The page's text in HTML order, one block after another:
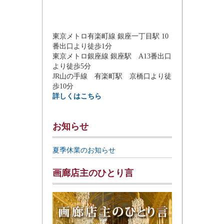
東京メトロ有楽町線 銀座一丁目駅 10
番出口より徒歩1分
東京メトロ銀座線 銀座駅 A13番出口
より徒歩5分
JR山の手線 有楽町駅 京橋口より徒
歩10分
詳しくはこちら
お知らせ
夏季休業のお知らせ
画廊店主のひとり言